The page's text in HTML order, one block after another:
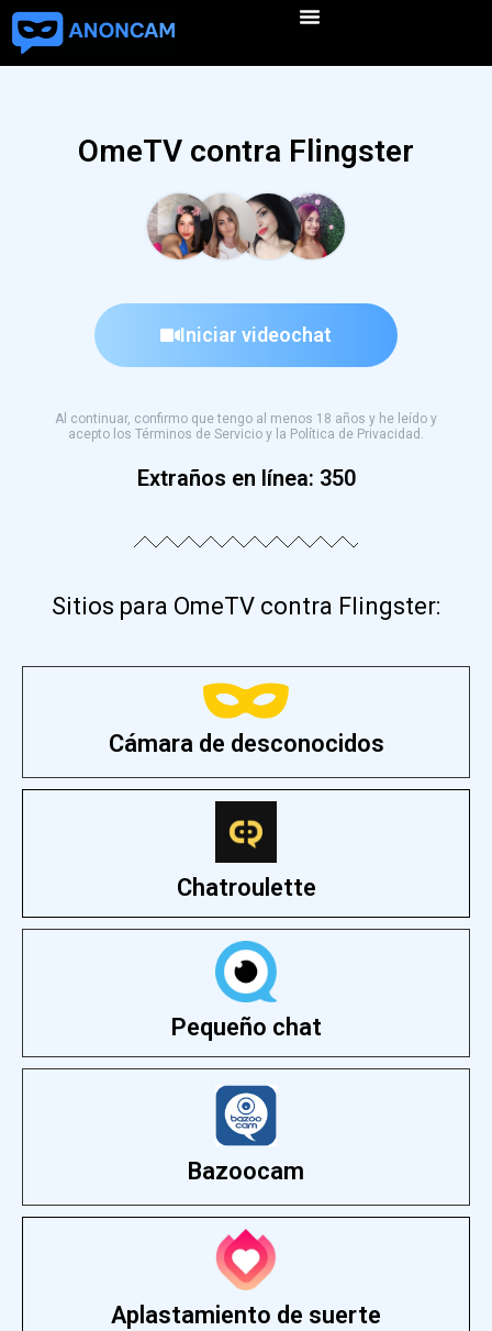
OmeTV contra Flingster
Iniciar videochat
Al continuar, confirmo que tengo al menos 18 años y he leído y
acepto los Términos de Servicio y la Política de Privacidad.
Extraños en línea: 349
Sitios para OmeTV contra Flingster:
Cámara de desconocidos
Chatroulette
Pequeño chat
Bazoocam
Aplastamiento de suerte